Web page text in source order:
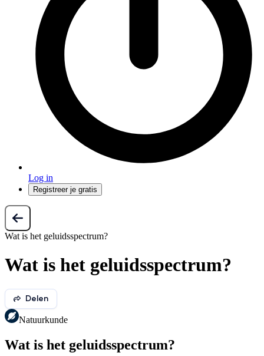
Log in
Registreer je gratis
Wat is het geluidsspectrum?
Wat is het geluidsspectrum?
Delen
Natuurkunde
Wat is het geluidsspectrum?